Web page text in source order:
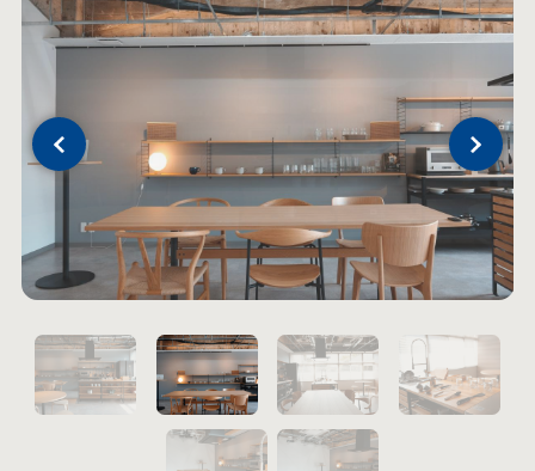
Previous
2